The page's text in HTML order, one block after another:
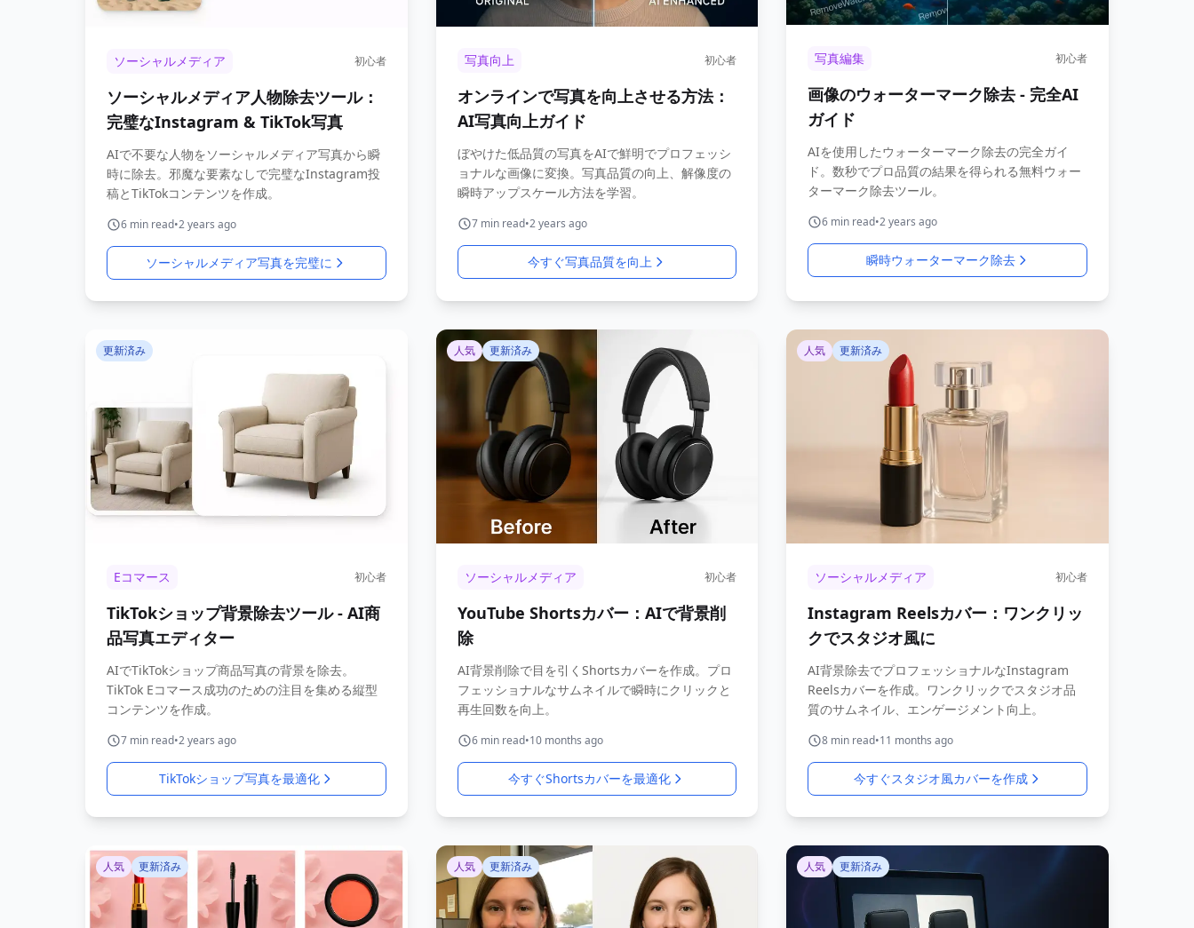
ソーシャルメディア 初心者
ソーシャルメディア人物除去ツール：
完璧なInstagram & TikTok写真
AIで不要な人物をソーシャルメディア写真から瞬
時に除去。邪魔な要素なしで完璧なInstagram投
稿とTikTokコンテンツを作成。
6 min read•2 years ago
ソーシャルメディア写真を完璧に
写真向上 初心者
オンラインで写真を向上させる方法：
AI写真向上ガイド
ぼやけた低品質の写真をAIで鮮明でプロフェッシ
ョナルな画像に変換。写真品質の向上、解像度の
瞬時アップスケール方法を学習。
7min read•2 years ago
今すぐ写真品質を向上
写真編集 初心者
画像のウォーターマーク除去 - 完全AI
ガイド
AIを使用したウォーターマーク除去の完全ガイ
ド。数秒でプロ品質の結果を得られる無料ウォー
ターマーク除去ツール。
6 min read•2 years ago
瞬時ウォーターマーク除去
更新済み
Eコマース 初心者
TikTokショップ背景除去ツール - AI商
品写真エディター
AIでTikTokショップ商品写真の背景を除去。
TikTok Eコマース成功のための注目を集める縦型
コンテンツを作成。
7 min read•2 years ago
TikTokショップ写真を最適化
人気 更新済み
ソーシャルメディア 初心者
YouTube Shortsカバー：AIで背景削
除
AI背景削除で目を引くShortsカバーを作成。プロ
フェッショナルなサムネイルで瞬時にクリックと
再生回数を向上。
6min read•10 months ago
今すぐShortsカバーを最適化
人気 更新済み
ソーシャルメディア 初心者
Instagram Reelsカバー：ワンクリッ
クでスタジオ風に
AI背景除去でプロフェッショナルなInstagram
Reelsカバーを作成。ワンクリックでスタジオ品
質のサムネイル、エンゲージメント向上。
8 min read•11 months ago
今すぐスタジオ風カバーを作成
人気 更新済み 人気 更新済み 人気 更新済み